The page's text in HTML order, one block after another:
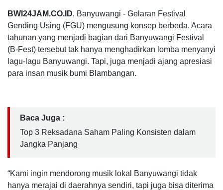
BWI24JAM.CO.ID, Banyuwangi - Gelaran Festival
Gending Using (FGU) mengusung konsep berbeda. Acara
tahunan yang menjadi bagian dari Banyuwangi Festival
(B-Fest) tersebut tak hanya menghadirkan lomba menyanyi
lagu-lagu Banyuwangi. Tapi, juga menjadi ajang apresiasi
para insan musik bumi Blambangan.
Baca Juga :
Top 3 Reksadana Saham Paling Konsisten dalam
Jangka Panjang
“Kami ingin mendorong musik lokal Banyuwangi tidak
hanya merajai di daerahnya sendiri, tapi juga bisa diterima